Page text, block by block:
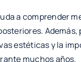
a comprender
estéticas y la
muchos años.